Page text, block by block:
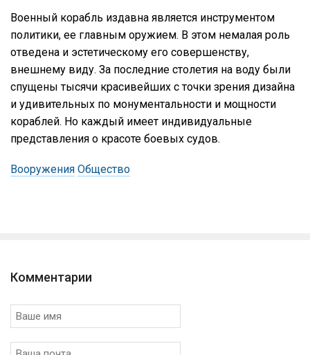
Военный корабль издавна является инструментом
политики, ее главным оружием. В этом немалая роль
отведена и эстетическому его совершенству,
внешнему виду. За последние столетия на воду были
спущены тысячи красивейших с точки зрения дизайна
и удивительных по монументальности и мощности
кораблей. Но каждый имеет индивидуальные
представления о красоте боевых судов.
Вооружения Общество
Комментарии